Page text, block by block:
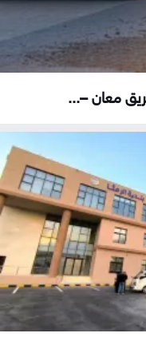
معان –...